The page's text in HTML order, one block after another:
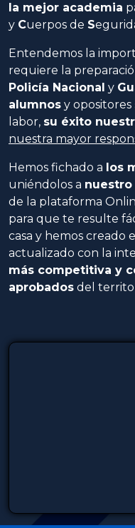
la mejor academia
y
Cuerpos de
Entendemos la
requiere la
Policía Nacional y
alumnos y opositores
labor, su éxito
nuestra mayor
Hemos fichado a los
uniéndolos a
de la plataforma
para que te resulte
casa y hemos creado
actualizado con la
más competitiva y
aprobados del